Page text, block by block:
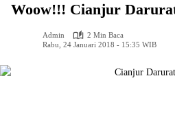
Woow!!! Cianjur
Admin
2 Min Baca
Rabu, 24 Januari 2018 - 15:35 WIB